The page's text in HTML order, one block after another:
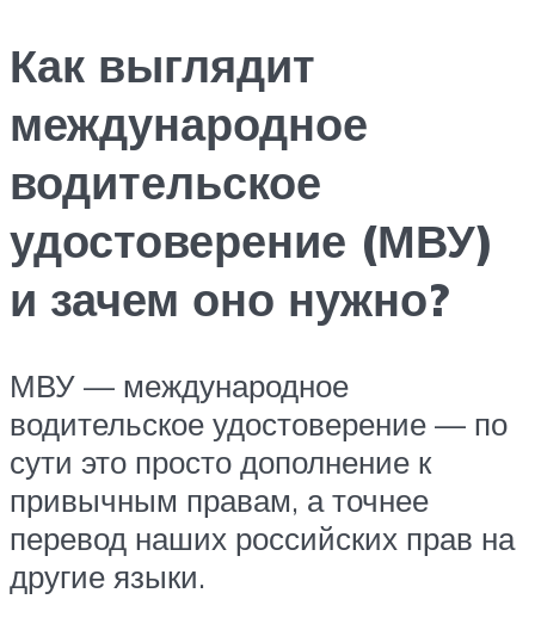
Как выглядит
международное
водительское
удостоверение (МВУ)
и зачем оно нужно?
МВУ — международное
водительское удостоверение — по
сути это просто дополнение к
привычным правам, а точнее
перевод наших российских прав на
другие языки.